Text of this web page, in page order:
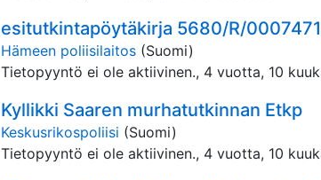
esitutkintapöytäkirja 5680/R/
Hämeen poliisilaitos (Suomi)
Tietopyyntö ei ole aktiivinen., 4 vuotta, 10
Kyllikki Saaren murhatutkinnan Etkp
Keskusrikospoliisi (Suomi)
Tietopyyntö ei ole aktiivinen., 4 vuotta, 10